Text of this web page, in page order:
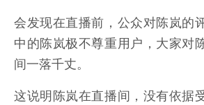
会发现在直播前，公众对陈岚的
中的陈岚极不尊重用户，大家对
间一落千丈。
这说明陈岚在直播间，没有依据